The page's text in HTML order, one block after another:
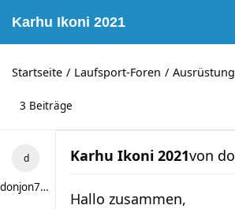
Karhu Ikoni 2021
Startseite Laufsport-Foren Ausrüstung
3 Beiträge
donjon7592
Karhu Ikoni 2021von
Hallo zusammen,